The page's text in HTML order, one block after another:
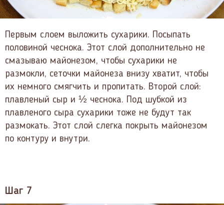
Первым слоем выложить сухарики. Посыпать
половиной чеснока. Этот слой дополнительно не
смазываю майонезом, чтобы сухарики не
размокли, сеточки майонеза внизу хватит, чтобы
их немного смягчить и пропитать. Второй слой:
плавленый сыр и ½ чеснока. Под шубкой из
плавленого сыра сухарики тоже не будут так
размокать. Этот слой слегка покрыть майонезом
по контуру и внутри.
Шаг 7